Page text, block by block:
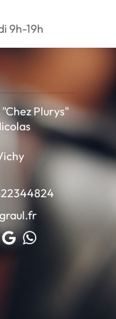
9h-19h
"Chez Plurys"